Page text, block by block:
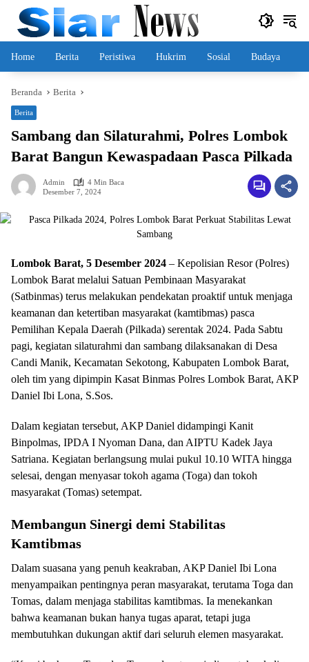
Langsung
konten
Home Berita Peristiwa Hukrim Sosial Budaya
Beranda Berita
Berita
Sambang dan Silaturahmi, Polres Lombok
Barat Bangun Kewaspadaan Pasca Pilkada
Admin
4 Min Baca
Desember 7, 2024
Lombok Barat, 5 Desember 2024 – Kepolisian Resor (Polres)
Lombok Barat melalui Satuan Pembinaan Masyarakat
(Satbinmas) terus melakukan pendekatan proaktif untuk menjaga
keamanan dan ketertiban masyarakat (kamtibmas) pasca
Pemilihan Kepala Daerah (Pilkada) serentak 2024. Pada Sabtu
pagi, kegiatan silaturahmi dan sambang dilaksanakan di Desa
Candi Manik, Kecamatan Sekotong, Kabupaten Lombok Barat,
oleh tim yang dipimpin Kasat Binmas Polres Lombok Barat, AKP
Daniel Ibi Lona, S.Sos.
Dalam kegiatan tersebut, AKP Daniel didampingi Kanit
Binpolmas, IPDA I Nyoman Dana, dan AIPTU Kadek Jaya
Satriana. Kegiatan berlangsung mulai pukul 10.10 WITA hingga
selesai, dengan menyasar tokoh agama (Toga) dan tokoh
masyarakat (Tomas) setempat.
Membangun Sinergi demi Stabilitas
Kamtibmas
Dalam suasana yang penuh keakraban, AKP Daniel Ibi Lona
menyampaikan pentingnya peran masyarakat, terutama Toga dan
Tomas, dalam menjaga stabilitas kamtibmas. Ia menekankan
bahwa keamanan bukan hanya tugas aparat, tetapi juga
membutuhkan dukungan aktif dari seluruh elemen masyarakat.